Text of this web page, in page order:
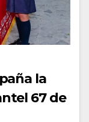
la
67 de